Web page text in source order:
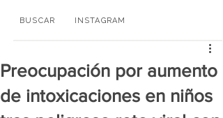
BUSCAR INSTAGRAM
Preocupación por aumento
de intoxicaciones en niños